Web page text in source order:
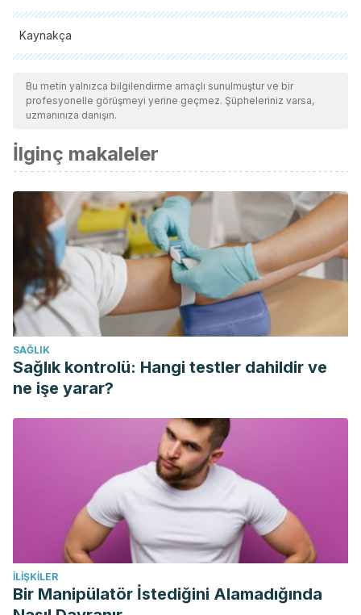
Kaynakça
Tüm alıntı yapılan kaynaklar, kalitelerini, güvenilirliklerini,
güncelliklerini ve geçerliliklerini sağlamak için ekibimiz
tarafından derinlemesine incelendi. Bu makalenin bibliyografisi
kabul edildi.
O’Brien, J. G., Chennubhotla, S. A., & Chennubhotla, R. V.
(2005). Treatment of edema. American Family Physician.
https://doi.org/10.1001/jama.1931.02720470071030
Trayes, K. P., Studdiford, J. S., Pickle, S., & Tully, A. S.
(2013). Edema: Diagnosis and management. American
Family Physician.https://doi.org/10.1016/B978-0-12-
375083-9.00114-8
Subudhi, A. W., Askew, E. W., & Luetkemeier, M. J. (2012).
Dehydration. In Encyclopedia of Human Nutrition.
https://doi.org/10.1016/B978-0-12-375083-9.00068-4
Bu metin yalnızca bilgilendirme amaçlı sunulmuştur ve bir
profesyonelle görüşmeyi yerine geçmez. Şüpheleriniz varsa,
uzmanınıza danışın.
İlginç makaleler
SAĞLIK
Sağlık kontrolü: Hangi testler dahildir ve
ne işe yarar?
İLIŞKILER
Bir Manipülatör İstediğini Alamadığında